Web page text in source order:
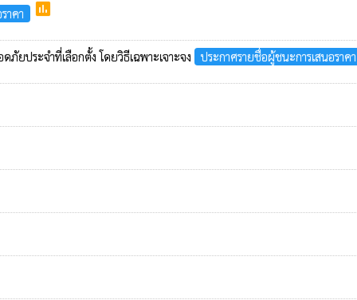
าคา poll
ภัยประจำที่เลือกตั้ง โดยวิธีเฉพาะเจาะจง
ประกาศรายชื่อผู้ชนะการเสนอราคา